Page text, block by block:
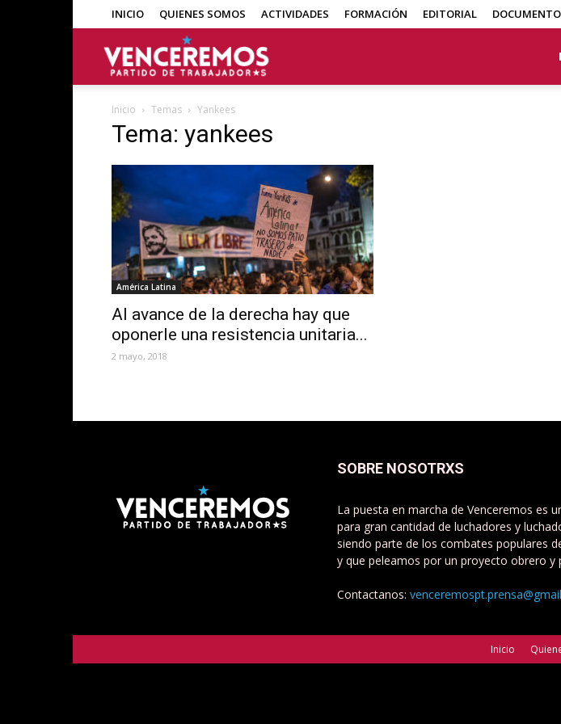
INICIO QUIENES SOMOS ACTIVIDADES FORMACIÓN EDITORIAL
Inicio Temas Yankees
Tema: yankees
América Latina
Al avance de la derecha hay que
oponerle una resistencia unitaria...
2 mayo, 2018
SOBRE NOSOTRXS
La puesta en marcha de Venceremos es
para gran cantidad de luchadores y
siendo parte de los combates populares
y que peleamos por un proyecto obrero y
Contactanos:
Inicio